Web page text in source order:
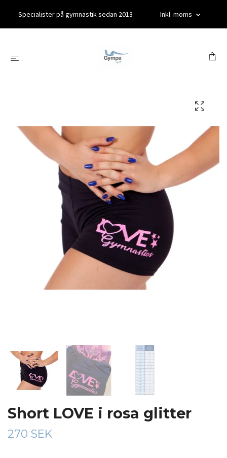
Specialister på gymnastik sedan 2013 Inkl. moms
Short LOVE i rosa glitter
270 SEK